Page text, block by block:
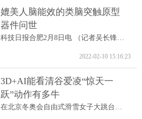
媲美人脑能效的类脑突触原型
器件问世
2022-02-10 15:16:23
3D+AI能看清谷爱凌“惊天一
跃”动作有多牛